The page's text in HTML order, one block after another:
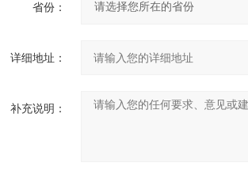
省份：
详细地址：
补充说明：